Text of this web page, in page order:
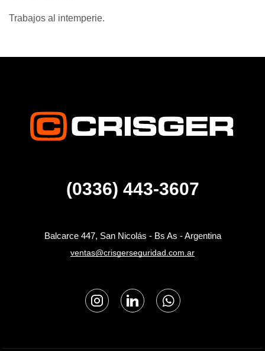
Trabajos al intemperie.
(0336) 443-3607
Balcarce 447, San Nicolás - Bs As - Argentina
ventas@crisgerseguridad.com.ar